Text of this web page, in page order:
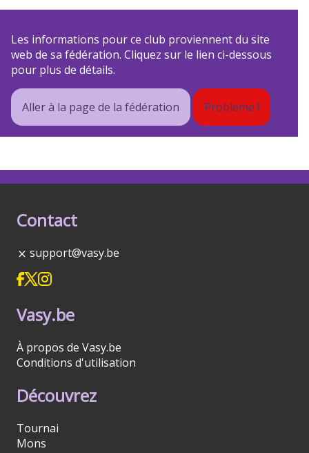
Les informations pour ce club proviennent du site
web de sa fédération. Cliquez sur le lien ci-dessous
pour plus de détails.
Aller à la page de la fédération Problème !
Contact
support@vasy.be
Vasy.be
À propos de Vasy.be
Conditions d'utilisation
Découvrez
Tournai
Mons